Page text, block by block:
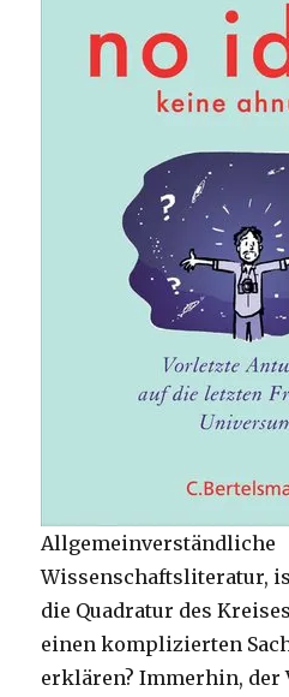
Allgemeinverständliche
Wissenschaftsliteratur,
die Quadratur des
einen komplizierten
erklären? Immerhin, der